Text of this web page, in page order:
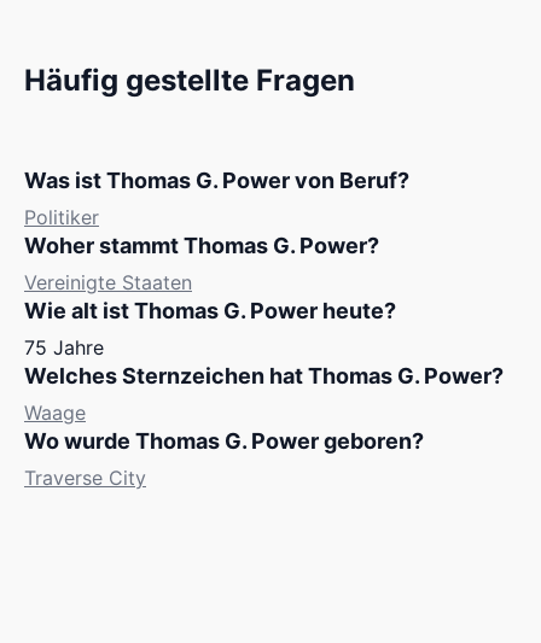
Häufig gestellte Fragen
Was ist Thomas G. Power von Beruf?
Politiker
Woher stammt Thomas G. Power?
Vereinigte Staaten
Wie alt ist Thomas G. Power heute?
75 Jahre
Welches Sternzeichen hat Thomas G. Power?
Waage
Wo wurde Thomas G. Power geboren?
Traverse City